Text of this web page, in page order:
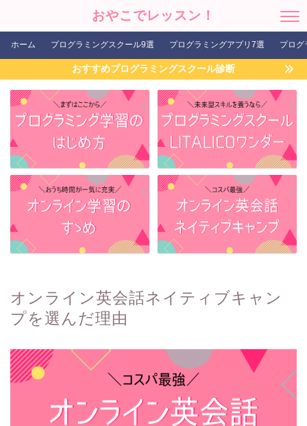
おやこでレッスン！
ホーム プログラミングスクール9選 プログラミングアプリ7選 プログ
おすすめプログラミングスクール診断
オンライン英会話ネイティブキャン
プを選んだ理由